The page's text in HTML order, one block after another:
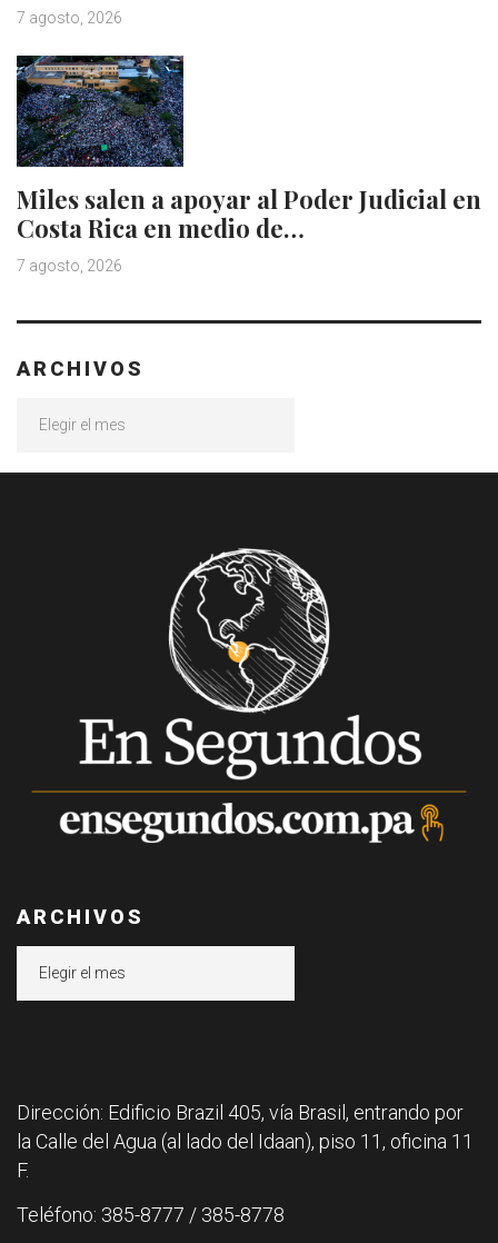
7 agosto, 2026
Miles salen a apoyar al Poder Judicial en
Costa Rica en medio de…
7 agosto, 2026
ARCHIVOS
ARCHIVOS
Dirección: Edificio Brazil 405, vía Brasil, entrando por
la Calle del Agua (al lado del Idaan), piso 11, oficina 11
F.
Teléfono: 385-8777 / 385-8778